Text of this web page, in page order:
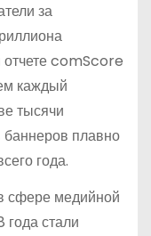
за
отчете comScore
каждый
тысячи
баннеров плавно
года.
сфере медийной
стали